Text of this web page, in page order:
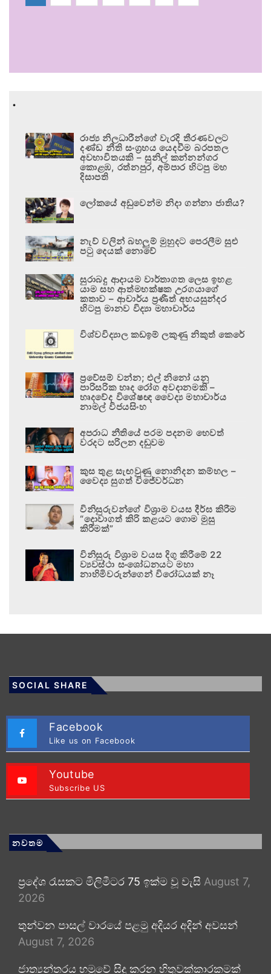
.
රාජ්‍ය නිලධාරීන්ගේ වැරදි තීරණවලට
දණ්ඩ නීති සංග්‍රහය යෙදවීම බරපතල
අවභාවිතයකි – සුනිල් කන්නන්ගර
කොළඹ, රත්නපුර, අම්පාර හිටපු මහ
දිසාපති
ලෝකයේ අඩුවෙන්ම නිදා ගන්නා ජාතිය?
නැව් වලින් බහලුම් මුහුදට පෙරලීම සුළු
පටු දෙයක් නොවේ
සුරාබදු ආදායම වාර්තාගත ලෙස ඉහළ
යාම සහ ආත්මභක්ෂක උරගයාගේ
කතාව – ආචාර්ය ප්‍රණීත් අභයසුන්දර
හිටපු මානව විද්‍යා මහාචාර්ය
විශ්වවිද්‍යාල කඩඉම් ලකුණු නිකුත් කෙරේ
ප්‍රවේසම් වන්න; එල් නිනෝ යනු
පාරිසරික හෘද රෝග අවදානමකි –
හෘදවේද විශේෂඥ වෛද්‍ය මහාචාර්ය
නාමල් විජයසිංහ
අපරාධ නීතියේ පරම පදනම හෙවත්
වරදට සරිලන දඬුවම
කුස තුළ සැඟවුණු නොනිදන කම්හල –
වෛද්‍ය සුගත් විජේවර්ධන
විනිසුරුවන්ගේ විශ්‍රාම වයස දීර්ඝ කිරීම
“දොවාගත් කිරි කළයට ගොම මුසු
කිරීමක්”
විනිසුරු විශ්‍රාම වයස දිගු කිරීමේ 22
ව්‍යවස්ථා සංශෝධනයට මහා
නාහිමිවරුන්ගෙන් විරෝධයක් නෑ
SOCIAL SHARE
Facebook
Like us on Facebook
Youtube
Subscribe US
නවතම
ප්‍රදේශ රැසකට මිලිමීටර 75 ඉක්ම වූ වැසි August 7,
2026
තුන්වන පාසල් වාරයේ පළමු අදියර අදින් අවසන්
August 7, 2026
ජාත්‍යන්තරය හමුවේ සිදු කරන හිතුවක්කාරකමක්